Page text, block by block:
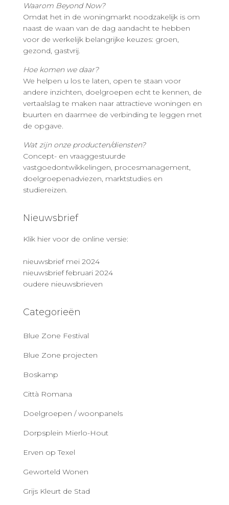
Waarom Beyond Now?
Omdat het in de woningmarkt noodzakelijk is om
naast de waan van de dag aandacht te hebben
voor de werkelijk belangrijke keuzes: groen,
gezond, gastvrij.
Hoe komen we daar?
We helpen u los te laten, open te staan voor
andere inzichten, doelgroepen echt te kennen, de
vertaalslag te maken naar attractieve woningen en
buurten en daarmee de verbinding te leggen met
de opgave.
Wat zijn onze producten/diensten?
Concept- en vraaggestuurde
vastgoedontwikkelingen, procesmanagement,
doelgroepenadviezen, marktstudies en
studiereizen.
Nieuwsbrief
Klik hier voor de online versie:
nieuwsbrief mei 2024
nieuwsbrief februari 2024
oudere nieuwsbrieven
Categorieën
Blue Zone Festival
Blue Zone projecten
Boskamp
Città Romana
Doelgroepen / woonpanels
Dorpsplein Mierlo-Hout
Erven op Texel
Geworteld Wonen
Grijs Kleurt de Stad